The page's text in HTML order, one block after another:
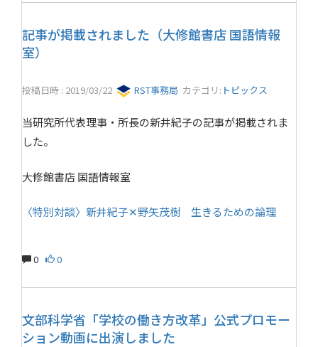
記事が掲載されました（大修館書店 国語情報
室）
投稿日時 : 2019/03/22 RST事務局 カテゴリ: トピックス
当研究所代表理事・所長の新井紀子の記事が掲載されま
した。
大修館書店 国語情報室
〈特別対談〉新井紀子✕野矢茂樹 生きるための論理
0 0
文部科学省「学校の働き方改革」公式プロモー
ション動画に出演しました